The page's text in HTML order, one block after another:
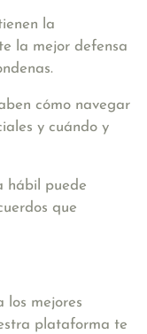
la
la mejor defensa
cómo navegar
y cuándo y
hábil puede
que
los mejores
plataforma te